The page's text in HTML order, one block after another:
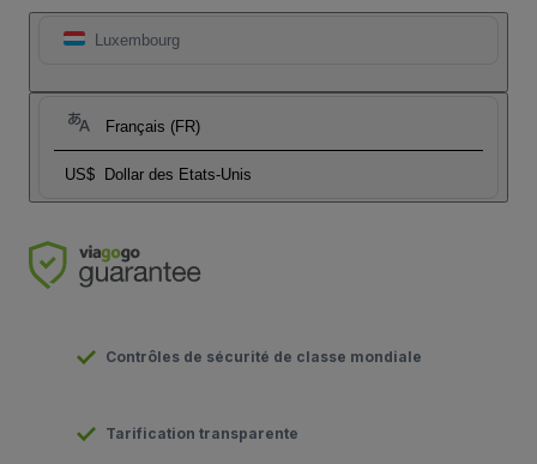
Luxembourg
Français (FR)
US$ Dollar des Etats-Unis
Contrôles de sécurité de classe mondiale
Tarification transparente